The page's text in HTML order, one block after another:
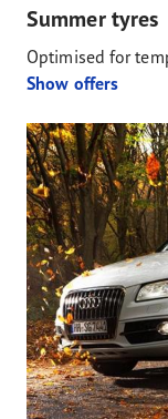
Summer tyres
Optimised for
Show offers